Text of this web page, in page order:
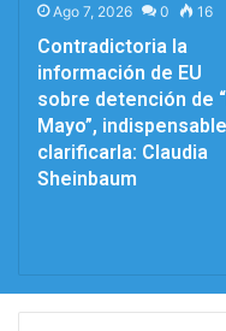
Ago 7, 2026 0 16
Contradictoria la
información de EU
sobre detención de
Mayo”, indispensable
clarificarla: Claudia
Sheinbaum